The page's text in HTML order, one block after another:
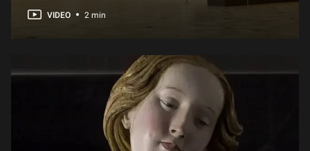
VIDEO 2 min